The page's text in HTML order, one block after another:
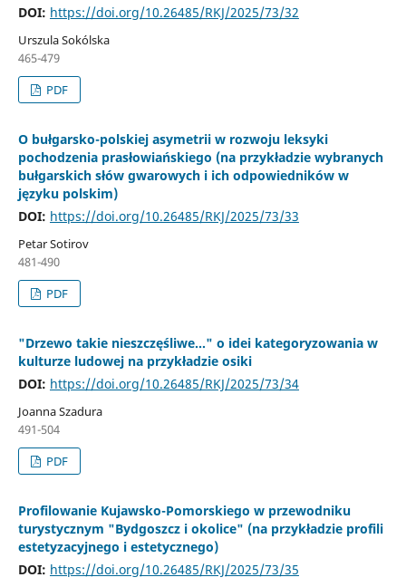
DOI: https://doi.org/10.26485/RKJ/2025/73/32
Urszula Sokólska
465-479
PDF
O bułgarsko-polskiej asymetrii w rozwoju leksyki
pochodzenia prasłowiańskiego (na przykładzie wybranych
bułgarskich słów gwarowych i ich odpowiedników w
języku polskim)
DOI: https://doi.org/10.26485/RKJ/2025/73/33
Petar Sotirov
481-490
PDF
"Drzewo takie nieszczęśliwe…" o idei kategoryzowania w
kulturze ludowej na przykładzie osiki
DOI: https://doi.org/10.26485/RKJ/2025/73/34
Joanna Szadura
491-504
PDF
Profilowanie Kujawsko-Pomorskiego w przewodniku
turystycznym "Bydgoszcz i okolice" (na przykładzie profili
estetyzacyjnego i estetycznego)
DOI: https://doi.org/10.26485/RKJ/2025/73/35